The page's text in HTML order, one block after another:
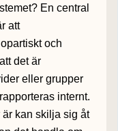
En central
att
och
det är
eller grupper
internt.
kan skilja sig åt